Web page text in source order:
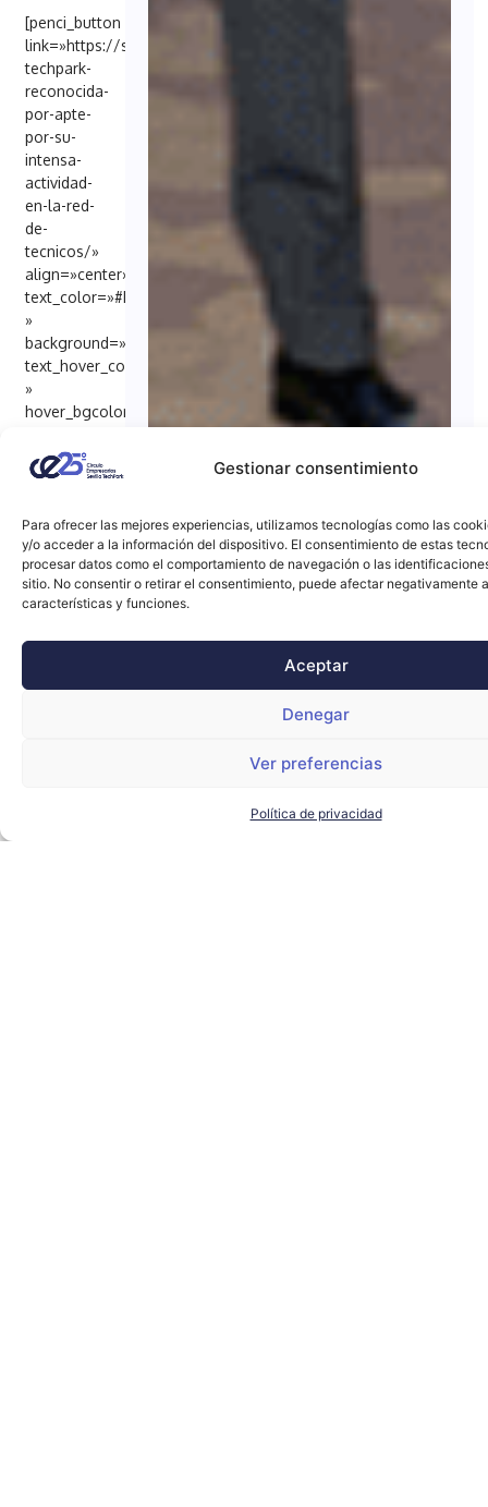
Gestionar consentimiento
Para ofrecer las mejores experiencias, utilizamos tecnologías como las
y/o acceder a la información del dispositivo. El consentimiento de estas
procesar datos como el comportamiento de navegación o las
sitio. No consentir o retirar el consentimiento, puede afectar negativamente
características y funciones.
Aceptar
Denegar
Ver preferencias
Política de privacidad
[penci_button
link=»https://sevillatechpark.es/sevilla-
techpark-
reconocida-
por-apte-
por-su-
intensa-
actividad-
en-la-red-
de-
tecnicos/»
align=»center»
text_color=»#FFFFFF
»
background=»#6EB48C»
text_hover_color=»#FFFFFF
»
hover_bgcolor=»#000098″
Fuente:
Sevilla
El alcalde de Sevilla visita
Torre Sevilla para conocer los
complejo